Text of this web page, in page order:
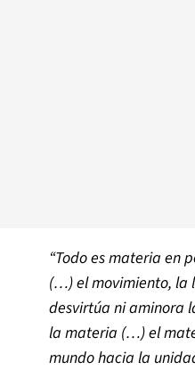
“Todo es materia en
(…) el movimiento, la
desvirtúa ni aminora
la materia (…) el
mundo hacia la